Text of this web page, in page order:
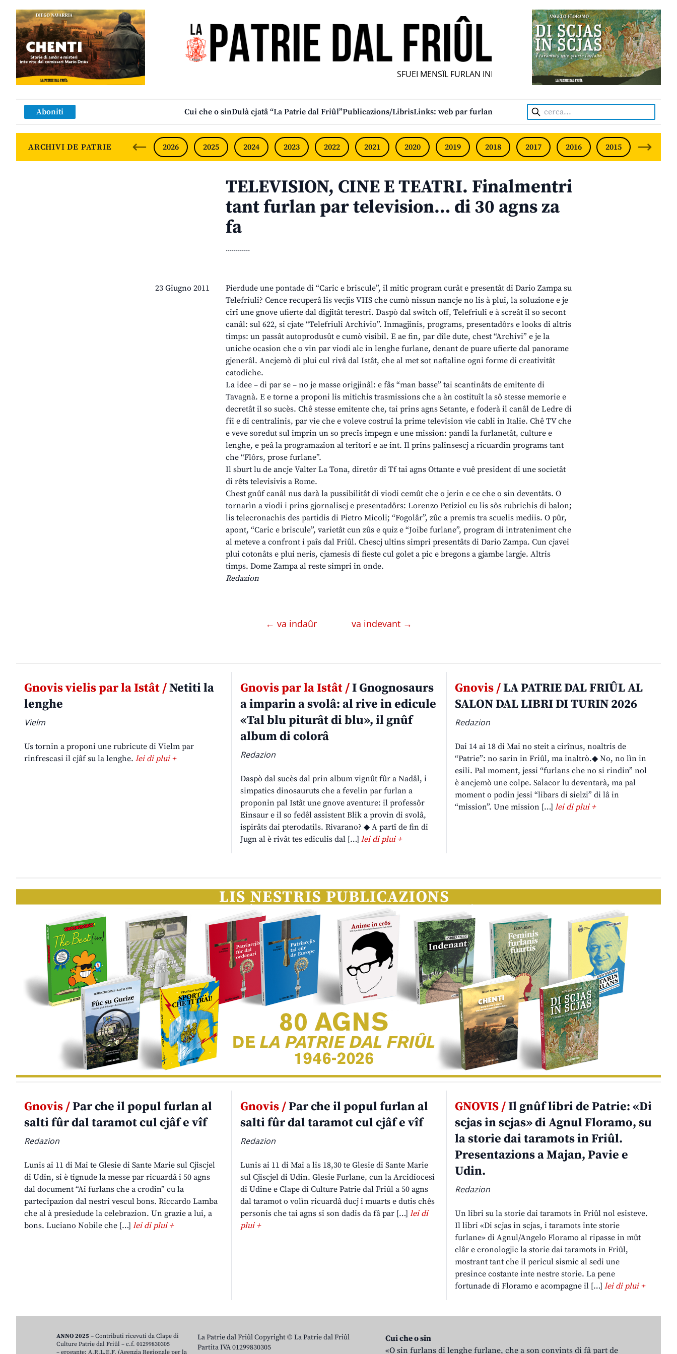
SFUEI MENSÎL FURLAN INDIPENDENT • INDEPENDENT FRIULIAN MONTHLY
Aboniti Cui che o sinDulà cjatâ “La Patrie dal Friûl”Publicazions/LibrisLinks: web par furlan Cerca:
ARCHIVI DE PATRIE 2026 2025 2024 2023 2022 2021 2020 2019 2018 2017 2016 2015 2014
TELEVISION, CINE E TEATRI. Finalmentri
tant furlan par television… di 30 agns za
fa
............
23 Giugno 2011
Pierdude une pontade di “Caric e briscule”, il mitic program curât e presentât di Dario Zampa su
Telefriuli? Cence recuperâ lis vecjis VHS che cumò nissun nancje no lis à plui, la soluzione e je
cirî une gnove ufierte dal digjitât terestri. Daspò dal switch off, Telefriuli e à screât il so secont
canâl: sul 622, si cjate “Telefriuli Archivio”. Inmagjinis, programs, presentadôrs e looks di altris
timps: un passât autoprodusût e cumò visibil. E ae fin, par dîle dute, chest “Archivi” e je la
uniche ocasion che o vin par viodi alc in lenghe furlane, denant de puare ufierte dal panorame
gjenerâl. Ancjemò di plui cul rivâ dal Istât, che al met sot naftaline ogni forme di creativitât
catodiche.
La idee – di par se – no je masse origjinâl: e fâs “man basse” tai scantinâts de emitente di
Tavagnà. E e torne a proponi lis mitichis trasmissions che a àn costituît la sô stesse memorie e
decretât il so sucès. Chê stesse emitente che, tai prins agns Setante, e foderà il canâl de Ledre di
fîi e di centralinis, par vie che e voleve costruî la prime television vie cabli in Italie. Chê TV che
e veve soredut sul imprin un so precîs impegn e une mission: pandi la furlanetât, culture e
lenghe, e peâ la programazion al teritori e ae int. Il prins palinsescj a ricuardin programs tant
che “Flôrs, prose furlane”.
Il sburt lu de ancje Valter La Tona, diretôr di Tf tai agns Ottante e vuê president di une societât
di rêts televisivis a Rome.
Chest gnûf canâl nus darà la pussibilitât di viodi cemût che o jerin e ce che o sin deventâts. O
tornarìn a viodi i prins gjornaliscj e presentadôrs: Lorenzo Petiziol cu lis sôs rubrichis di balon;
lis telecronachis des partidis di Pietro Micoli; “Fogolâr”, zûc a premis tra scuelis mediis. O pûr,
apont, “Caric e briscule”, varietât cun zûs e quiz e “Joibe furlane”, program di intrateniment che
al meteve a confront i paîs dal Friûl. Chescj ultins simpri presentâts di Dario Zampa. Cun cjavei
plui cotonâts e plui neris, cjamesis di fieste cul golet a pic e bregons a gjambe largje. Altris
timps. Dome Zampa al reste simpri in onde.
Redazion
← va indaûr va indevant →
Gnovis vielis par la Istât /Netiti la
lenghe
Vielm
Us tornin a proponi une rubricute di Vielm par
rinfrescasi il cjâf su la lenghe. lei di plui +
Gnovis par la Istât /I Gnognosaurs
a imparin a svolâ: al rive in edicule
«Tal blu piturât di blu», il gnûf
album di colorâ
Redazion
Daspò dal sucès dal prin album vignût fûr a Nadâl, i
simpatics dinosauruts che a fevelin par furlan a
proponin pal Istât une gnove aventure: il professôr
Einsaur e il so fedêl assistent Blik a provin di svolâ,
ispirâts dai pterodatils. Rivarano? ◆ A partî de fin di
Jugn al è rivât tes ediculis dal […] lei di plui +
Gnovis /LA PATRIE DAL FRIÛL AL
SALON DAL LIBRI DI TURIN 2026
Redazion
Dai 14 ai 18 di Mai no steit a cirînus, noaltris de
“Patrie”: no sarin in Friûl, ma inaltrò.◆ No, no lìn in
esili. Pal moment, jessi “furlans che no si rindin” nol
è ancjemò une colpe. Salacor lu deventarà, ma pal
moment o podin jessi “libars di sielzi” di lâ in
“mission”. Une mission […]lei di plui +
Gnovis /Par che il popul furlan al
salti fûr dal taramot cul cjâf e vîf
Redazion
Lunis ai 11 di Mai te Glesie di Sante Marie sul Cjiscjel
di Udin, si è tignude la messe par ricuardâ i 50 agns
dal document “Ai furlans che a crodin” cu la
partecipazion dal nestri vescul bons. Riccardo Lamba
che al à presiedude la celebrazion. Un grazie a lui, a
bons. Luciano Nobile che […] lei di plui +
Gnovis /Par che il popul furlan al
salti fûr dal taramot cul cjâf e vîf
Redazion
Lunis ai 11 di Mai a lis 18,30 te Glesie di Sante Marie
sul Cjiscjel di Udin. Glesie Furlane, cun la Arcidiocesi
di Udine e Clape di Culture Patrie dal Friûl a 50 agns
dal taramot o volìn ricuardâ ducj i muarts e dutis chês
personis che tai agns si son dadis da fâ par […] lei di
plui +
GNOVIS /Il gnûf libri de Patrie: «Di
scjas in scjas» di Agnul Floramo, su
la storie dai taramots in Friûl.
Presentazions a Majan, Pavie e
Udin.
Redazion
Un libri su la storie dai taramots in Friûl nol esisteve.
Il libri «Di scjas in scjas, i taramots inte storie
furlane» di Agnul/Angelo Floramo al ripasse in mût
clâr e cronologjic la storie dai taramots in Friûl,
mostrant tant che il pericul sismic al sedi une
presince costante inte nestre storie. La pene
fortunade di Floramo e acompagne il […]lei di plui +
La Patrie dal Friûl Copyright © La Patrie dal Friûl
Partita IVA 01299830305
Cui che o sin
«O sin furlans di lenghe furlane, che a son convints di fâ part de
ANNO 2025 – Contributi ricevuti da Clape di
Culture Patrie dal Friûl – c.f. 01299830305
– erogante: A.R.L.E.F. (Agenzia Regionale per la